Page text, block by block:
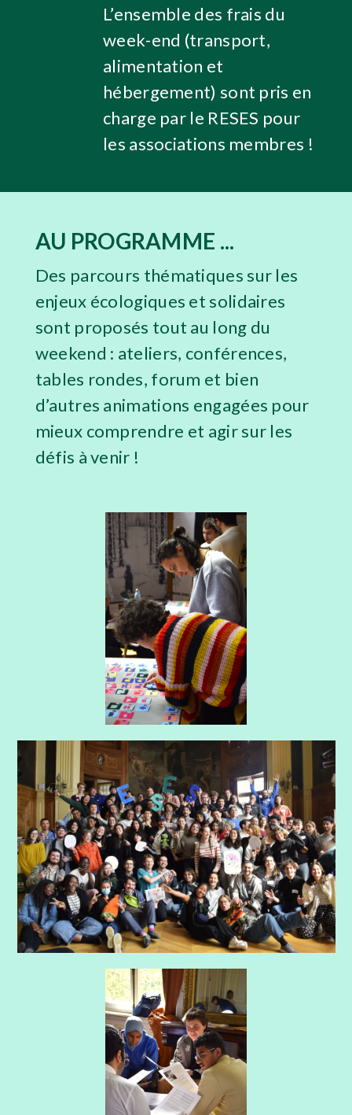
L’ensemble des frais du
week-end (transport,
alimentation et
hébergement) sont pris en
charge par le RESES pour
les associations membres !
AU PROGRAMME ...
Des parcours thématiques sur les
enjeux écologiques et solidaires
sont proposés tout au long du
weekend : ateliers, conférences,
tables rondes, forum et bien
d’autres animations engagées pour
mieux comprendre et agir sur les
défis à venir !